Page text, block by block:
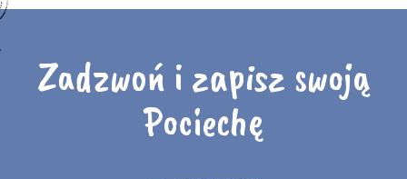
Zadzwoń i zapisz swoją
Pociechę